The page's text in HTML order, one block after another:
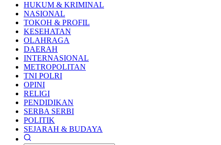
HUKUM & KRIMINAL
NASIONAL
TOKOH & PROFIL
KESEHATAN
OLAHRAGA
DAERAH
INTERNASIONAL
METROPOLITAN
TNI POLRI
OPINI
RELIGI
PENDIDIKAN
SERBA SERBI
POLITIK
SEJARAH & BUDAYA